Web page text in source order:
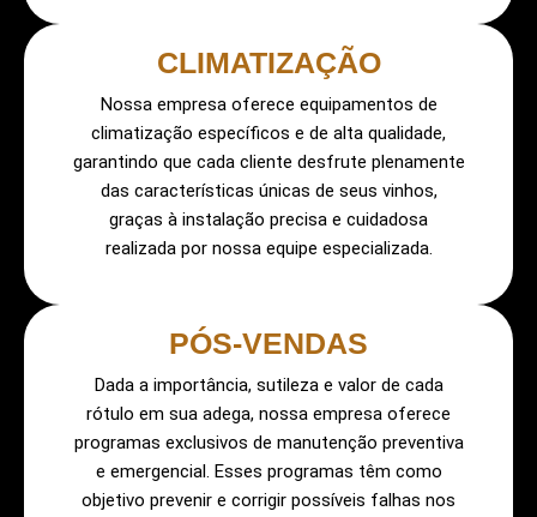
CLIMATIZAÇÃO
Nossa empresa oferece equipamentos de
climatização específicos e de alta qualidade,
garantindo que cada cliente desfrute plenamente
das características únicas de seus vinhos,
graças à instalação precisa e cuidadosa
realizada por nossa equipe especializada.
PÓS-VENDAS
Dada a importância, sutileza e valor de cada
rótulo em sua adega, nossa empresa oferece
programas exclusivos de manutenção preventiva
e emergencial. Esses programas têm como
objetivo prevenir e corrigir possíveis falhas nos